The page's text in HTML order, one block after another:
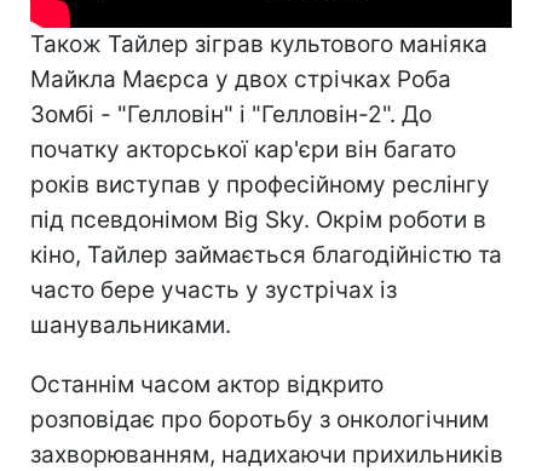
Також Тайлер зіграв культового маніяка
Майкла Маєрса у двох стрічках Роба
Зомбі - "Гелловін" і "Гелловін-2". До
початку акторської кар'єри він багато
років виступав у професійному реслінгу
під псевдонімом Big Sky. Окрім роботи в
кіно, Тайлер займається благодійністю та
часто бере участь у зустрічах із
шанувальниками.
Останнім часом актор відкрито
розповідає про боротьбу з онкологічним
захворюванням, надихаючи прихильників